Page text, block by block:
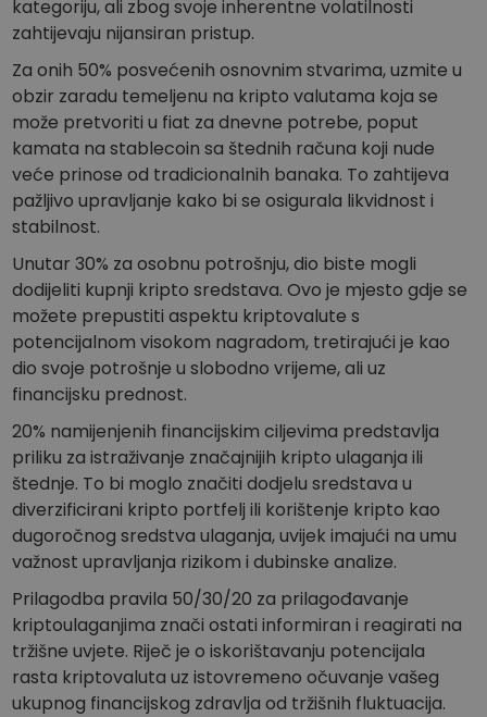
kategoriju, ali zbog svoje inherentne volatilnosti
zahtijevaju nijansiran pristup.
Za onih 50% posvećenih osnovnim stvarima, uzmite u
obzir zaradu temeljenu na kripto valutama koja se
može pretvoriti u fiat za dnevne potrebe, poput
kamata na stablecoin sa štednih računa koji nude
veće prinose od tradicionalnih banaka. To zahtijeva
pažljivo upravljanje kako bi se osigurala likvidnost i
stabilnost.
Unutar 30% za osobnu potrošnju, dio biste mogli
dodijeliti kupnji kripto sredstava. Ovo je mjesto gdje se
možete prepustiti aspektu kriptovalute s
potencijalnom visokom nagradom, tretirajući je kao
dio svoje potrošnje u slobodno vrijeme, ali uz
financijsku prednost.
20% namijenjenih financijskim ciljevima predstavlja
priliku za istraživanje značajnijih kripto ulaganja ili
štednje. To bi moglo značiti dodjelu sredstava u
diverzificirani kripto portfelj ili korištenje kripto kao
dugoročnog sredstva ulaganja, uvijek imajući na umu
važnost upravljanja rizikom i dubinske analize.
Prilagodba pravila 50/30/20 za prilagođavanje
kriptoulaganjima znači ostati informiran i reagirati na
tržišne uvjete. Riječ je o iskorištavanju potencijala
rasta kriptovaluta uz istovremeno očuvanje vašeg
ukupnog financijskog zdravlja od tržišnih fluktuacija.